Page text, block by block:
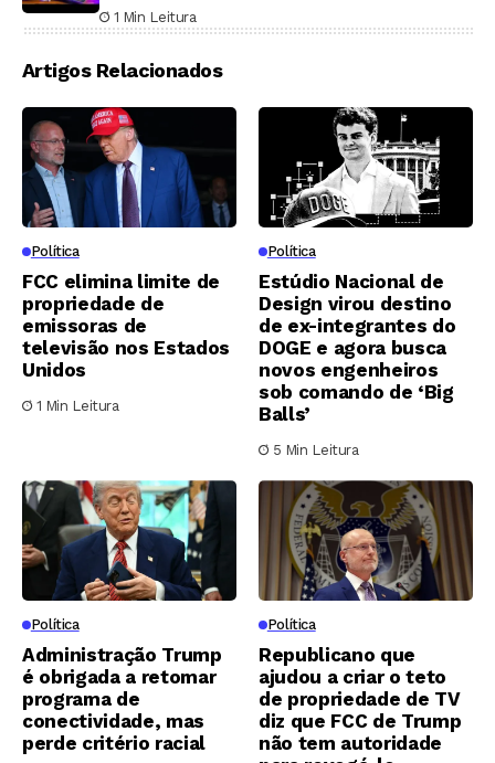
1 Min Leitura
Artigos Relacionados
Política
FCC elimina limite de
propriedade de
emissoras de
televisão nos Estados
Unidos
1 Min Leitura
Política
Estúdio Nacional de
Design virou destino
de ex-integrantes do
DOGE e agora busca
novos engenheiros
sob comando de ‘Big
Balls’
5 Min Leitura
Política
Administração Trump
é obrigada a retomar
programa de
conectividade, mas
perde critério racial
Política
Republicano que
ajudou a criar o teto
de propriedade de TV
diz que FCC de Trump
não tem autoridade